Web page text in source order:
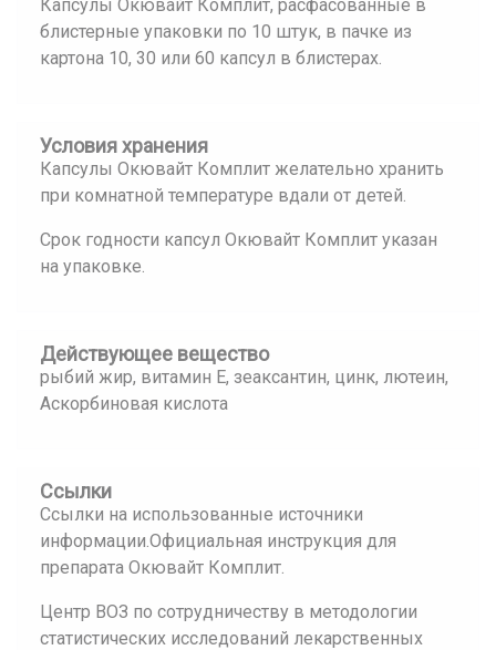
Капсулы Окювайт Комплит, расфасованные в
блистерные упаковки по 10 штук, в пачке из
картона 10, 30 или 60 капсул в блистерах.
Условия хранения
Капсулы Окювайт Комплит желательно хранить
при комнатной температуре вдали от детей.
Срок годности капсул Окювайт Комплит указан
на упаковке.
Действующее вещество
рыбий жир, витамин Е, зеаксантин, цинк, лютеин,
Аскорбиновая кислота
Ссылки
Ссылки на использованные источники
информации.Официальная инструкция для
препарата Окювайт Комплит.
Центр ВОЗ по сотрудничеству в методологии
статистических исследований лекарственных